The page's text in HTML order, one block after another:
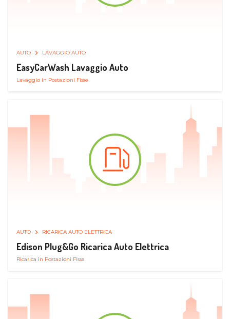
AUTO LAVAGGIO AUTO
EasyCarWash Lavaggio Auto
Lavaggio in Postazioni Fisse
AUTO RICARICA AUTO ELETTRICA
Edison Plug&Go Ricarica Auto Elettrica
Ricarica in Postazioni Fisse